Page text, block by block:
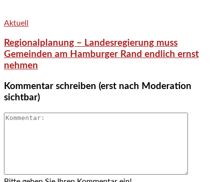
Aktuell
Regionalplanung – Landesregierung muss
Gemeinden am Hamburger Rand endlich ernst
nehmen
Kommentar schreiben (erst nach Moderation
sichtbar)